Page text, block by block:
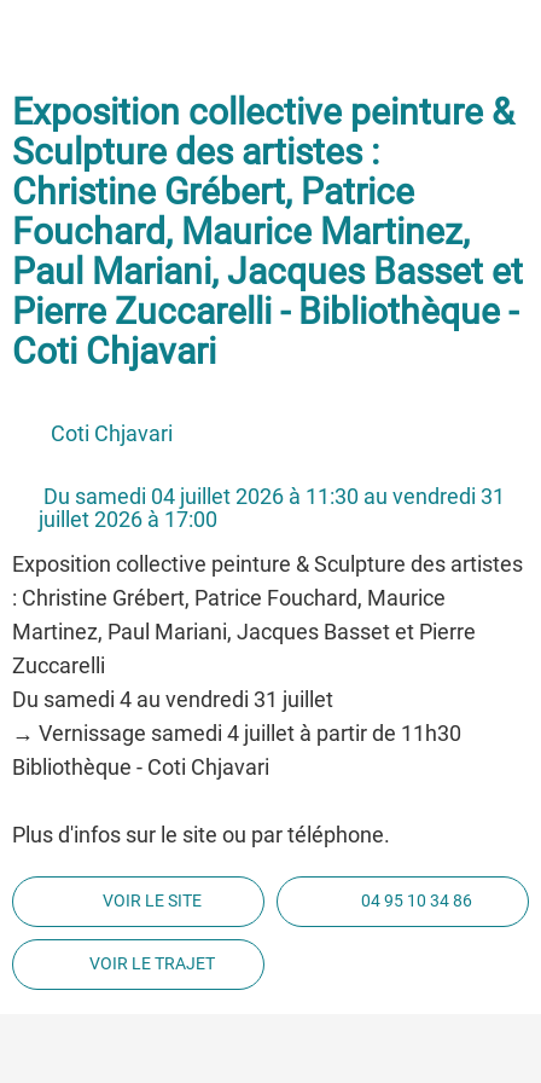
Exposition collective peinture &
Sculpture des artistes :
Christine Grébert, Patrice
Fouchard, Maurice Martinez,
Paul Mariani, Jacques Basset et
Pierre Zuccarelli - Bibliothèque -
Coti Chjavari
Coti Chjavari
juillet 2026 à 17:00
Exposition collective peinture & Sculpture des artistes
: Christine Grébert, Patrice Fouchard, Maurice
Martinez, Paul Mariani, Jacques Basset et Pierre
Zuccarelli
Du samedi 4 au vendredi 31 juillet
→ Vernissage samedi 4 juillet à partir de 11h30
Bibliothèque - Coti Chjavari
Plus d'infos sur le site ou par téléphone.
VOIR LE SITE 04 95 10 34 86
VOIR LE TRAJET